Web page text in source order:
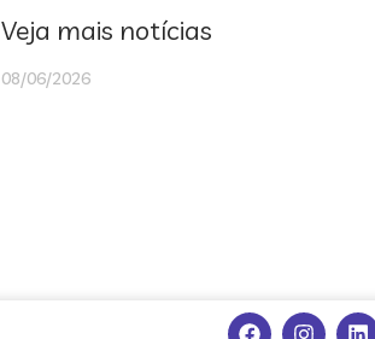
Veja mais notícias
08/06/2026